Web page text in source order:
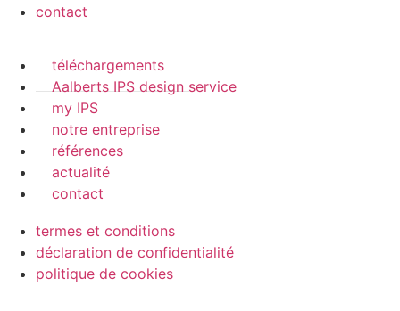
contact
téléchargements
Aalberts IPS design service
my IPS
notre entreprise
références
actualité
contact
termes et conditions
déclaration de confidentialité
politique de cookies